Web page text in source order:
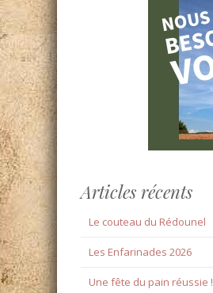
Articles récents
Le couteau du Rédounel
Les Enfarinades 2026
Une fête du pain réussie !